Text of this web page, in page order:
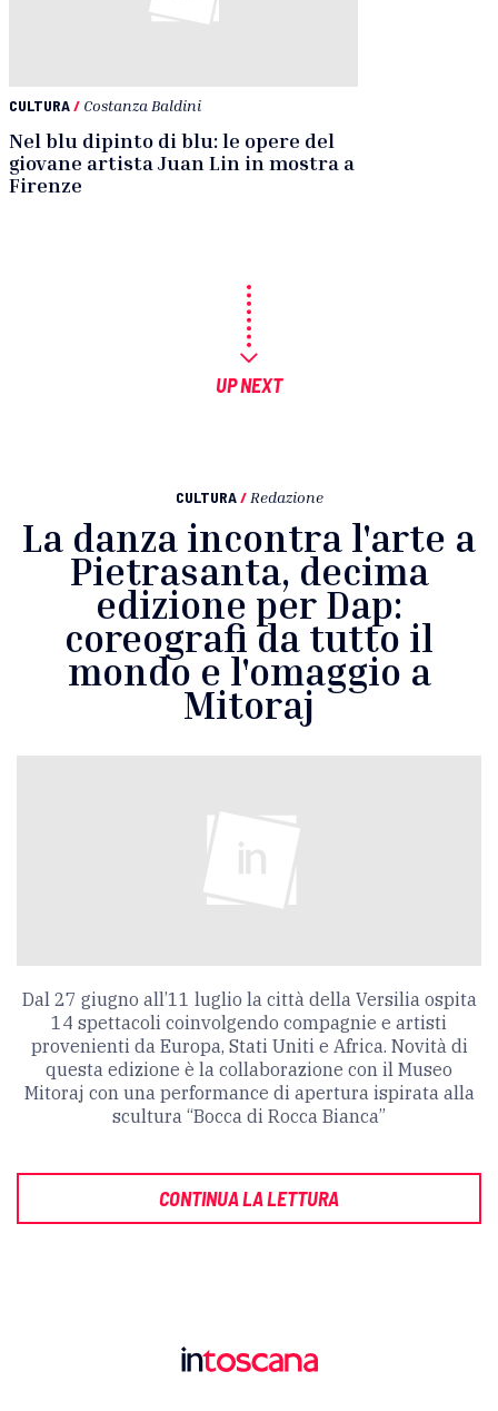
CULTURA/ Costanza Baldini
Nel blu dipinto di blu: le opere del
giovane artista Juan Lin in mostra a
Firenze
UP NEXT
CULTURA / Redazione
La danza incontra l'arte a
Pietrasanta, decima
edizione per Dap:
coreografi da tutto il
mondo e l'omaggio a
Mitoraj
Dal 27 giugno all’11 luglio la città della Versilia ospita
14 spettacoli coinvolgendo compagnie e artisti
provenienti da Europa, Stati Uniti e Africa. Novità di
questa edizione è la collaborazione con il Museo
Mitoraj con una performance di apertura ispirata alla
scultura “Bocca di Rocca Bianca”
CONTINUA LA LETTURA